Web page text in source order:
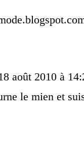
août 2010 à
le mien et